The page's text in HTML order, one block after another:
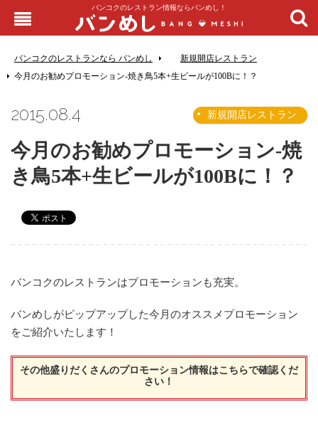
バンコクのレストラン情報ならバンめし！
バンコクのレストランなら バンめし
新規開店レストラン
今月のお勧めプロモーション-焼き鳥5本+生ビールが100Bに！？
2015.08.4 新規開店レストラン
今月のお勧めプロモーション-焼
き鳥5本+生ビールが100Bに！？
バンコクのレストランはプロモーションも充実。
バンめしがピップアップした今月のオススメプロモーション
をご紹介いたします！
その他盛りだくさんのプロモーション情報はこちらで確認くだ
さい！